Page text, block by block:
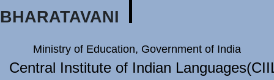
BHARATAVANI
Ministry of Education, Government of India
Central Institute of Indian